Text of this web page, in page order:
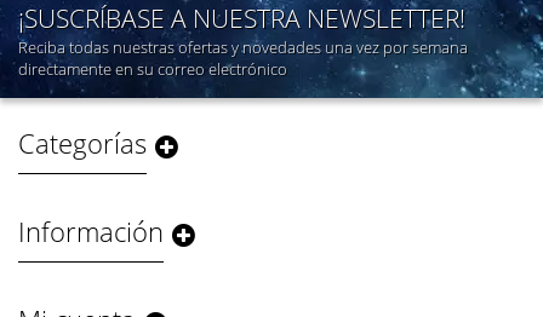
¡SUSCRÍBASE A NUESTRA NEWSLETTER!
Reciba todas nuestras ofertas y novedades una vez por semana
directamente en su correo electrónico
Categorías
Información